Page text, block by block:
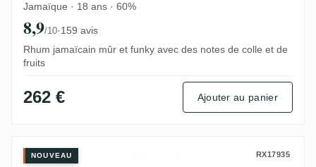
Jamaïque · 18 ans · 60%
8,9/10·159 avis
Rhum jamaïcain mûr et funky avec des notes de colle et de
fruits
262 € Ajouter au panier
Habitation Velier Hampden Spirits in the
NOUVEAU RX17935